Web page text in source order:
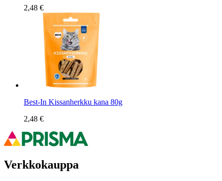
2,48 €
Best-In Kissanherkku kana 80g
2,48 €
Verkkokauppa